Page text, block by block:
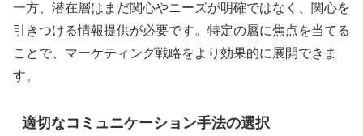
一方、潜在層はまだ関心やニーズが明確ではなく、関心を
引きつける情報提供が必要です。特定の層に焦点を当てる
ことで、マーケティング戦略をより効果的に展開できま
す。
適切なコミュニケーション手法の選択